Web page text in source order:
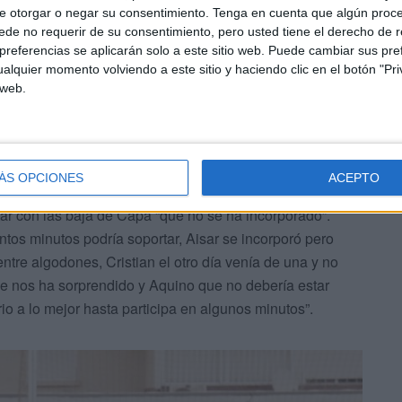
otorgar o negar su consentimiento. Tenga en cuenta que algún
no requerir de su consentimiento, pero usted tiene el derecho de
se aplicarán solo a este sitio web. Puede cambiar sus
momento volviendo a este sitio y haciendo clic en el botón
OPCIONES ACEPTO
Ceuta haga “muy bien lo que trabajamos” y seguir
en el juego y que sea el que nos lleve a estar lo
con las baja de Capa “que no se ha incorporado”.
minutos podría soportar, Aisar se incorporó pero
algodones, Cristian el otro día venía de una y no
nos ha sorprendido y Aquino que no debería estar
a lo mejor hasta participa en algunos minutos”.